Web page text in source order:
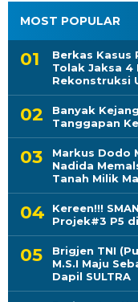
MOST POPULAR
Berkas Kasus
Tolak Jaksa 4
Rekonstruksi
Banyak
Tanggapan
Markus Dodo
Nadida
Tanah Milik
Kereen!!!
Projek#3 P5
Brigjen TNI
M.S.I Maju
Dapil SULTRA